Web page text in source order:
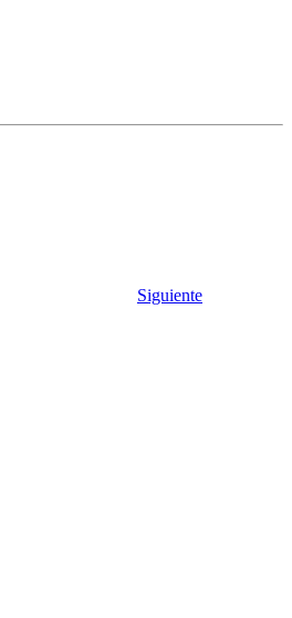
Siguiente